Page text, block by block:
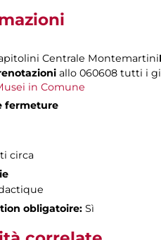
Centrale Montemartini
allo 060608 tutti i
in Comune
fermeture
circa
obligatoire: Sì